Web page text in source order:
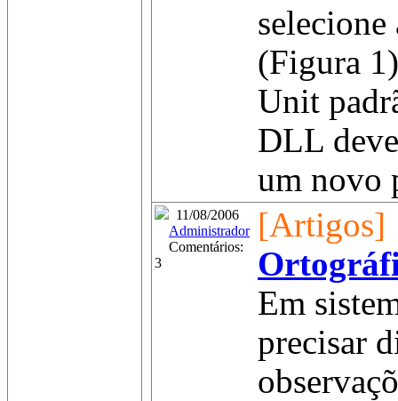
(Figura
Unit
DLL
um novo
11/08/2006
Administrador
Comentários:
3
[Artigos]
Em
precisar